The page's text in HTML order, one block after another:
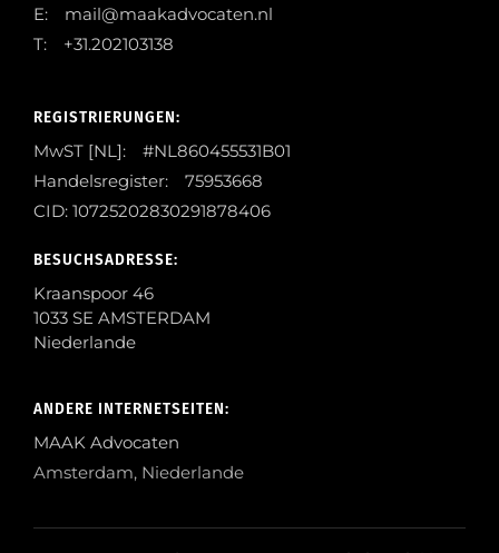
E: mail@maakadvocaten.nl
T: +31.202103138
REGISTRIERUNGEN:
MwST [NL]: #NL860455531B01
Handelsregister: 75953668
CID: 10725202830291878406
BESUCHSADRESSE:
Kraanspoor 46
1033 SE AMSTERDAM
Niederlande
ANDERE INTERNETSEITEN:
MAAK Advocaten
Amsterdam, Niederlande